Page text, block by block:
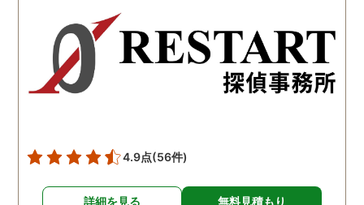
玉総合情報事務所さんに依
頼させていただき本当に良
かったです。
明な点が全くないほどし
かりと説明をしてくれま
た。調査では夫が不倫相
の自宅に頻繁に訪れる様
務所に関しても調べてく
4.9点(56件)
詳細を見る 無料見積もり